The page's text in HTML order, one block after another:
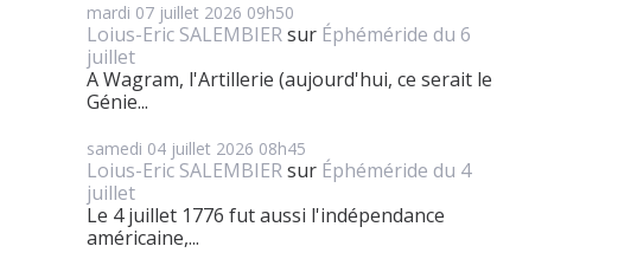
mardi 07 juillet 2026 09h50
Loius-Eric SALEMBIERsur Éphéméride du 6
juillet
A Wagram, l'Artillerie (aujourd'hui, ce serait le
Génie...
samedi 04 juillet 2026 08h45
Loius-Eric SALEMBIERsur Éphéméride du 4
juillet
Le 4 juillet 1776 fut aussi l'indépendance
américaine,...